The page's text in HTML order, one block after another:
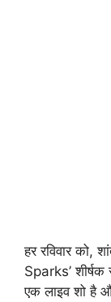
हर रविवार को,
Sparks’
एक लाइव शो है